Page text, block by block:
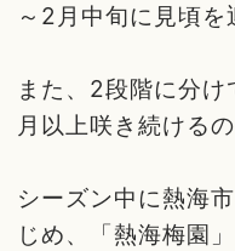
～2月中旬に見頃を
また、2段階に分け
月以上咲き続ける
シーズン中に熱海
じめ、「熱海梅園